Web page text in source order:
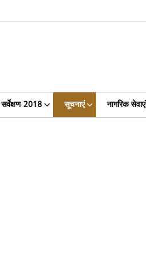
सर्वेक्षण 2018 सूचनाएं नागरिक सेवाएं